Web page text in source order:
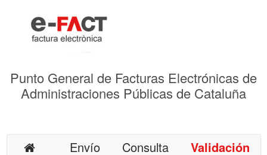
Punto General de Facturas Electrónicas de
Administraciones Públicas de Cataluña
Envío Consulta
Validación